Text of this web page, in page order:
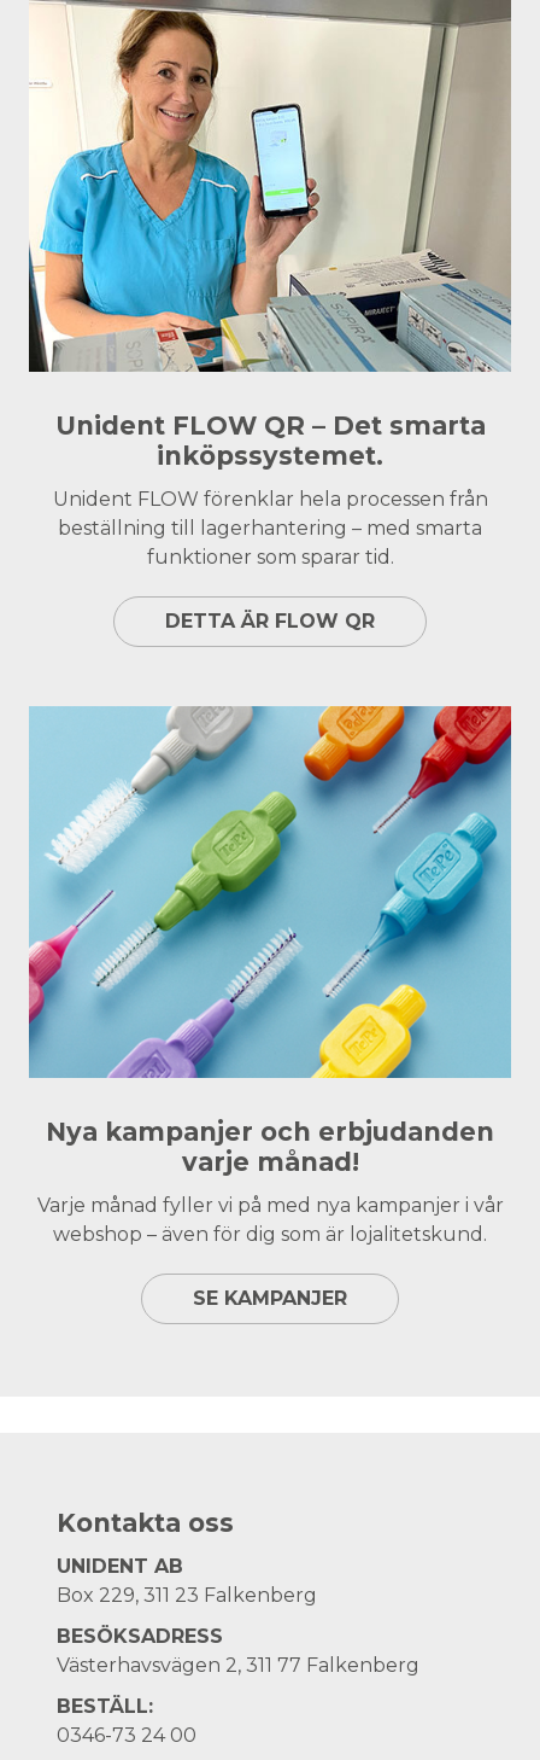
Unident FLOW QR – Det smarta
inköpssystemet.
Unident FLOW förenklar hela processen från
beställning till lagerhantering – med smarta
funktioner som sparar tid.
DETTA ÄR FLOW QR
Nya kampanjer och erbjudanden
varje månad!
Varje månad fyller vi på med nya kampanjer i vår
webshop – även för dig som är lojalitetskund.
SE KAMPANJER
Kontakta oss
UNIDENT AB
Box 229, 311 23 Falkenberg
BESÖKSADRESS
Västerhavsvägen 2, 311 77 Falkenberg
BESTÄLL:
0346-73 24 00